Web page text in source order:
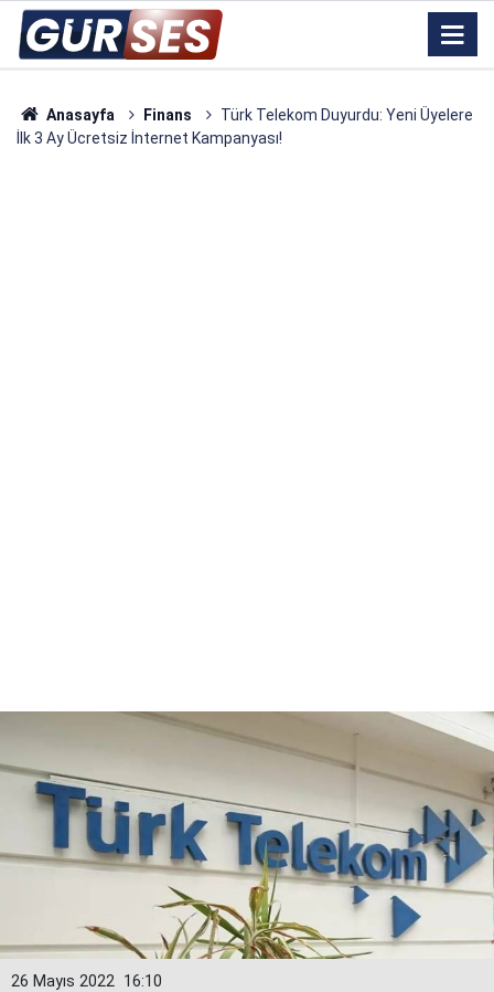
Anasayfa Finans
Türk Telekom Duyurdu: Yeni Üyelere
İlk 3 Ay Ücretsiz İnternet Kampanyası!
16:10
26 Mayıs 2022